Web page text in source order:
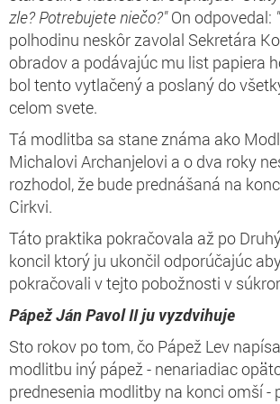
zle? Potrebujete niečo?"On odpovedal:
polhodinu neskôr zavolal Sekretára
obradov a podávajúc mu list papiera
bol tento vytlačený a poslaný do
celom svete.
Tá modlitba sa stane známa ako
Michalovi Archanjelovi a o dva roky
rozhodol, že bude prednášaná na
Cirkvi.
Táto praktika pokračovala až po
koncil ktorý ju ukončil odporúčajúc
pokračovali v tejto pobožnosti v
Pápež Ján Pavol II ju vyzdvihuje
Sto rokov po tom, čo Pápež Lev
modlitbu iný pápež - nenariadiac
prednesenia modlitby na konci omší -